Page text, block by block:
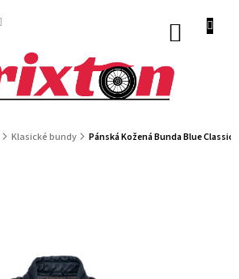
Klasické bundy Pánská Kožená Bunda Blue Classic